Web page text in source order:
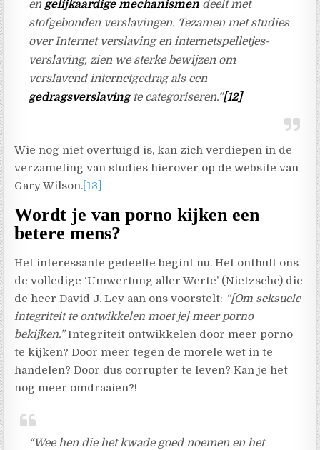
en gelijkaardige mechanismen deelt met
stofgebonden verslavingen. Tezamen met studies
over Internet verslaving en internetspelletjes-
verslaving, zien we sterke bewijzen om
verslavend internetgedrag als een
gedragsverslavingte categoriseren.”[12]
Wie nog niet overtuigd is, kan zich verdiepen in de
verzameling van studies hierover op de website van
Gary Wilson. [13]
Wordt je van porno kijken een
betere mens?
Het interessante gedeelte begint nu. Het onthult ons
de volledige ‘Umwertung aller Werte’ (Nietzsche) die
de heer David J. Ley aan ons voorstelt: “[Om seksuele
integriteit te ontwikkelen moet je] meer porno
bekijken.”Integriteit ontwikkelen door meer porno
te kijken? Door meer tegen de morele wet in te
handelen? Door dus corrupter te leven? Kan je het
nog meer omdraaien?!
“Wee hen die het kwade goed noemen en het